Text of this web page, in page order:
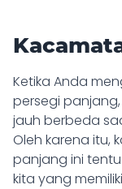
Ketika Anda
persegi
jauh berbeda
Oleh karena itu,
panjang ini
kita yang